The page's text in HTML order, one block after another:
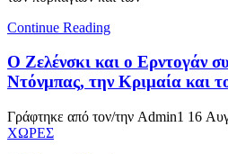
Continue Reading
Ο Ζελένσκι και ο Ερντογάν
Ντόνμπας, την Κριμαία και
Γράφτηκε από τον/την Admin1 16
ΧΩΡΕΣ